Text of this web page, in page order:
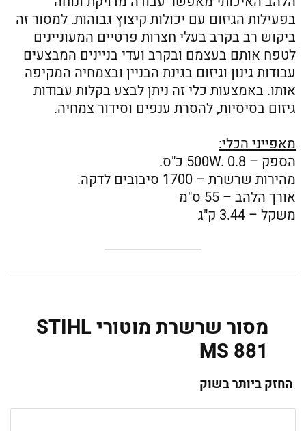
בפעילות הגיזום עם יכולות קיצוץ גבוהות. למסור זה
ביקוש רב בקרב בעלי חצרות פרטיים המעוניינים
לטפח אותם בעצמם ובקרב ועדי בניינים המבצעים
עבודות גינון וגיזום בגינת הבניין ובצמחיה המקיפה
אותו. באמצעות כלי זה ניתן לבצע בקלות עבודות
גיזום בסיסיות, להסרת ענפים וסידור צמחיה.
מאפייני הכלי:
הספק – 500W. 0.8 כ"ס.
מהירות שרשרת – 1700 סיבובים לדקה.
אורך הלהב – 55 ס"מ
משקל – 3.44 ק"ג
מסור שרשרת מוטורי STIHL
MS 881
החזק ביותר בשוק